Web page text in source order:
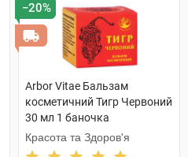
−20%
Arbor Vitae Бальзам
косметичний Тигр Червоний
30 мл 1 баночка
Красота та Здоров'я